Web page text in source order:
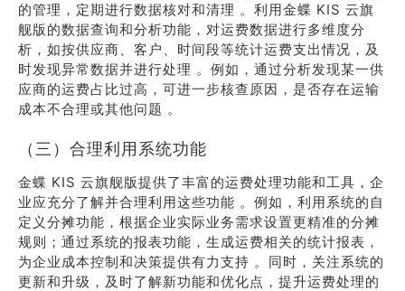
的管理，定期进行数据核对和清理 。利用金蝶 KIS 云旗
舰版的数据查询和分析功能，对运费数据进行多维度分
析，如按供应商、客户、时间段等统计运费支出情况，及
时发现异常数据并进行处理 。例如，通过分析发现某一供
应商的运费占比过高，可进一步核查原因，是否存在运输
成本不合理或其他问题 。
（三）合理利用系统功能
金蝶 KIS 云旗舰版提供了丰富的运费处理功能和工具，企
业应充分了解并合理利用这些功能 。例如，利用系统的自
定义分摊功能，根据企业实际业务需求设置更精准的分摊
规则；通过系统的报表功能，生成运费相关的统计报表，
为企业成本控制和决策提供有力支持 。同时，关注系统的
更新和升级，及时了解新功能和优化点，提升运费处理的